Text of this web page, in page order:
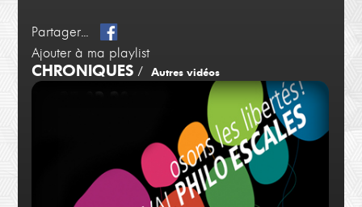
Partager...
Ajouter à ma playlist
CHRONIQUES /Autres vidéos